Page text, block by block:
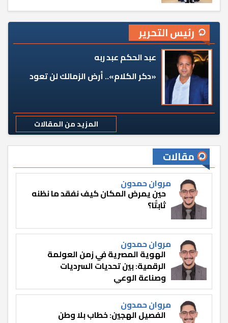
رئيس التحرير
عبد الحكم عبد ربه
«دكر الكلام».. أرض الزمالك لن تعود
المزيد من المقالات
مقالات
مروان حمدون
حين يمرض المكان كيف نفقد ما نظنه
ثابتًا؟
مروان حمدون
الهوية المصرية في زمن العولمة
الرقمية: بين تحديات السرديات
وصناعة الوعي
مروان حمدون
الفصيل الهجين: خطاب بلا وطن